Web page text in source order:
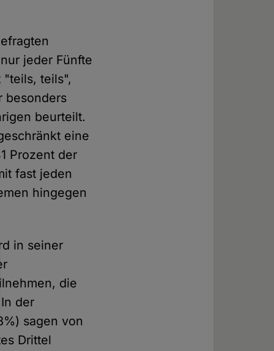
jeder Fünfte
"teils, teils",
besonders
beurteilt.
eine
Prozent der
fast jeden
hingegen
in seiner
die
der
sagen von
Drittel